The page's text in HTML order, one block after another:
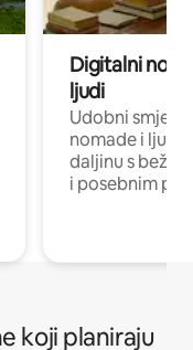
Digitalni
ljudi
Udobni
nomade i ljude
daljinu s
i posebnim
koji planiraju